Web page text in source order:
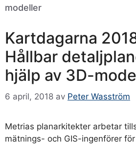
modeller
Kartdagarna
Hållbar
hjälp av 3D-
6 april, 2018 av Peter Wasström
Metrias planarkitekter arbetar
mätnings- och GIS-ingenförer